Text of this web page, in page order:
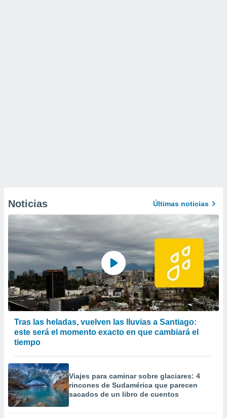
Noticias Últimas noticias
Tras las heladas, vuelven las lluvias a Santiago:
este será el momento exacto en que cambiará el
tiempo
Viajes para caminar sobre glaciares: 4
rincones de Sudamérica que parecen
sacados de un libro de cuentos